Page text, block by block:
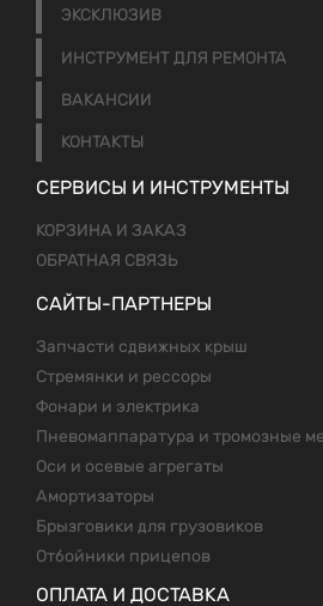
ЭКСКЛЮЗИВ
ИНСТРУМЕНТ ДЛЯ РЕМОНТА
ВАКАНСИИ
КОНТАКТЫ
СЕРВИСЫ И ИНСТРУМЕНТЫ
КОРЗИНА И ЗАКАЗ
ОБРАТНАЯ СВЯЗЬ
САЙТЫ-ПАРТНЕРЫ
Запчасти сдвижных крыш
Стремянки и рессоры
Фонари и электрика
Пневомаппаратура и тромозные
Оси и осевые агрегаты
Амортизаторы
Брызговики для грузовиков
Отбойники прицепов
ОПЛАТА И ДОСТАВКА